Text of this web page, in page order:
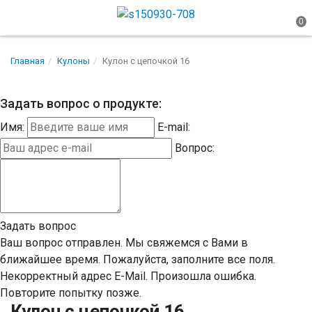
Главная Кулоны Кулон с цепочкой 16
Задать вопрос о продукте:
Имя:
E-mail:
Вопрос:
Задать вопрос
Ваш вопрос отправлен. Мы свяжемся с Вами в
ближайшее время. Пожалуйста, заполните все поля.
Некорректный адрес E-Mail. Произошла ошибка.
Повторите попытку позже.